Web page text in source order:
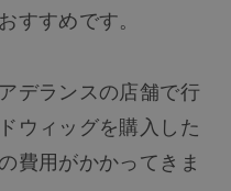
すすめです。
デランスの店舗で行
ウィッグを購入した
費用がかかってきま